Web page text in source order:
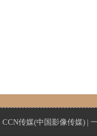
CCN传媒(中国影像传媒) |